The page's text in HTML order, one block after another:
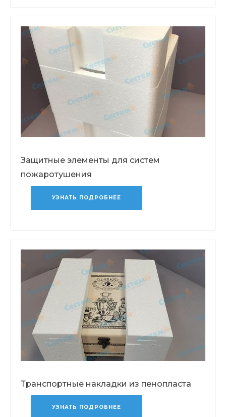
Защитные элементы для систем
пожаротушения
УЗНАТЬ ПОДРОБНЕЕ
Транспортные накладки из пенопласта
УЗНАТЬ ПОДРОБНЕЕ